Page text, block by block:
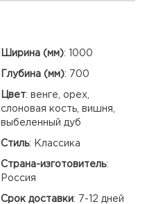
Ширина (мм): 1000
Глубина (мм): 700
Цвет: венге, орех,
слоновая кость, вишня,
выбеленный дуб
Стиль: Классика
Страна-изготовитель:
Россия
Срок доставки: 7-12 дней